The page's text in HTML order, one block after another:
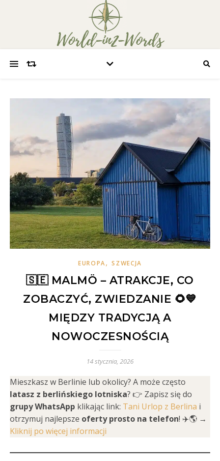
EUROPA,SZWECJA
🇸🇪 MALMÖ – ATRAKCJE, CO
ZOBACZYĆ, ZWIEDZANIE 🌻💙
MIĘDZY TRADYCJĄ A
NOWOCZESNOŚCIĄ
14 stycznia, 2026
Mieszkasz w Berlinie lub okolicy? A może często
latasz z berlińskiego lotniska? 👉 Zapisz się do
grupy WhatsApp klikając link: Tani Urlop z Berlina i
otrzymuj najlepsze oferty prosto na telefon! ✈️🌎 →
Kliknij po więcej informacji